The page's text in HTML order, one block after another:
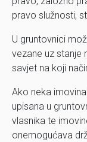
pravo služnosti,
U gruntovnici
vezane uz stanje
savjet na koji
Ako neka
upisana u
vlasnika te
onemogućava